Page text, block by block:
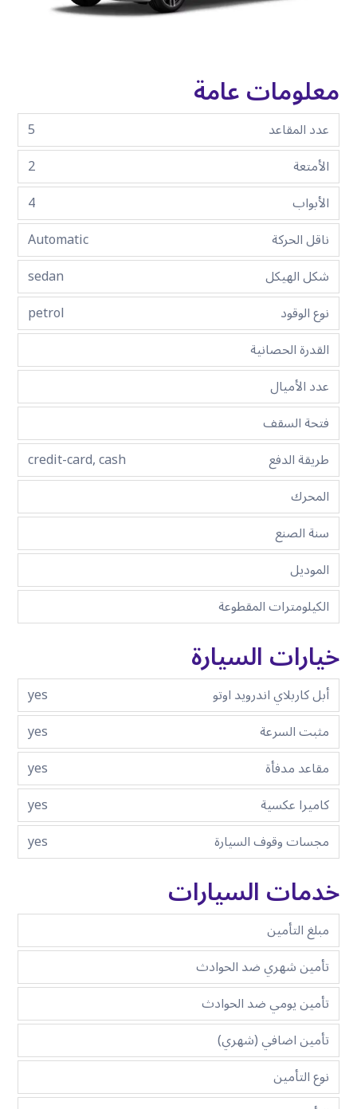
معلومات عامة
عدد المقاعد
5
الأمتعة
2
الأبواب
4
ناقل الحركة
Automatic
شكل الهيكل
sedan
نوع الوقود
petrol
القدرة الحصانية
عدد الأميال
فتحة السقف
طريقة الدفع
credit-card, cash
المحرك
سنة الصنع
الموديل
الكيلومترات المقطوعة
خيارات السيارة
أبل كاربلاي اندرويد اوتو
yes
مثبت السرعة
yes
مقاعد مدفأة
yes
كاميرا عكسية
yes
مجسات وقوف السيارة
yes
خدمات السيارات
مبلغ التأمين
تأمين شهري ضد الحوادث
تأمين يومي ضد الحوادث
تأمين اضافي (شهري)
نوع التأمين